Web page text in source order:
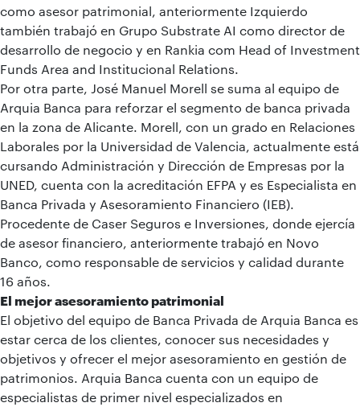
como asesor patrimonial, anteriormente Izquierdo
también trabajó en Grupo Substrate AI como director de
desarrollo de negocio y en Rankia com Head of Investment
Funds Area and Institucional Relations.
Por otra parte, José Manuel Morell se suma al equipo de
Arquia Banca para reforzar el segmento de banca privada
en la zona de Alicante. Morell, con un grado en Relaciones
Laborales por la Universidad de Valencia, actualmente está
cursando Administración y Dirección de Empresas por la
UNED, cuenta con la acreditación EFPA y es Especialista en
Banca Privada y Asesoramiento Financiero (IEB).
Procedente de Caser Seguros e Inversiones, donde ejercía
de asesor financiero, anteriormente trabajó en Novo
Banco, como responsable de servicios y calidad durante
16 años.
El mejor asesoramiento patrimonial
El objetivo del equipo de Banca Privada de Arquia Banca es
estar cerca de los clientes, conocer sus necesidades y
objetivos y ofrecer el mejor asesoramiento en gestión de
patrimonios. Arquia Banca cuenta con un equipo de
especialistas de primer nivel especializados en